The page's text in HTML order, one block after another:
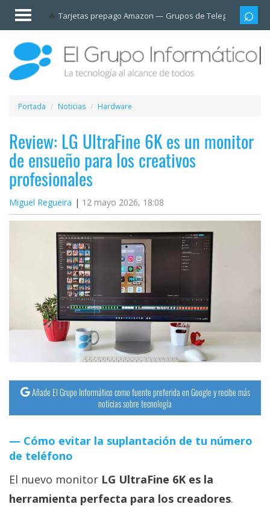
Tarjetas prepago Amazon Grupos de Telegram
Invitado
Iniciar
sesión /
Registrarse
Esenciales
Móviles
Ofertas
Apps
Redes
sociales
Plataformas
Operadores
Tutoriales
Ciberseguridad
Sistemas
operativos
Profesional
Portada Noticias Hardware
Review: LG UltraFine 6K es un monitor
de ensueño para los creativos
profesionales
Miguel Regueira 12 mayo 2026, 18:08
Añade El Grupo Informático como fuente preferida en Google y recibe más
noticias sobre tecnología
Cómo evitar la suplantación de tu número
de teléfono
El nuevo monitor LG UltraFine 6K es la
herramienta perfecta para los creadores.